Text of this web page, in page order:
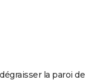
la paroi de